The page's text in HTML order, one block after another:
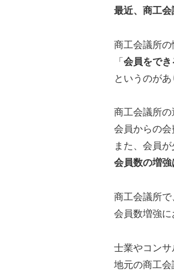
最近、商工
商工会議所の
「 会員をでき
というのがあ
商工会議所の
会員からの会
また、会員
会員数の増
商工会議所で
会員数増強に
士業やコンサ
地元の商工会